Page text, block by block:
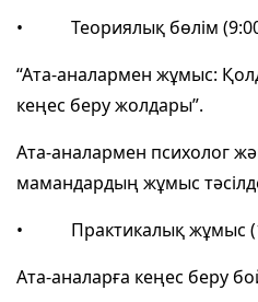
• Теориялық бөлім
“Ата-аналармен жұмыс:
кеңес беру жолдары”.
Ата-аналармен психолог
мамандардың жұмыс
• Практикалық жұмыс
Ата-аналарға кеңес беру